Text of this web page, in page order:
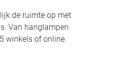
de ruimte op met
Van hanglampen
winkels of online.